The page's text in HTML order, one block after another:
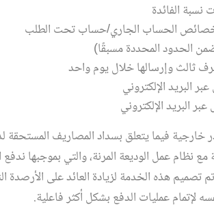
نسبة الفائدة
الحساب الجاري/حساب تحت الطلب
الحدود المحددة مسبقًا)
ثالث وإرسالها خلال يوم واحد
الإلكتروني
الإلكتروني
خارجية فيما يتعلق بسداد المصاريف
نظام عمل الوديعة المرنة، والتي بموجبها ندفع
تصميم هذه الخدمة لزيادة العائد على الأرصدة
لإتمام عمليات الدفع بشكل أكثر فاعلية.